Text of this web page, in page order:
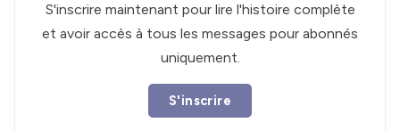
S'inscrire maintenant pour lire l'histoire complète
et avoir accès à tous les messages pour abonnés
uniquement.
S'inscrire